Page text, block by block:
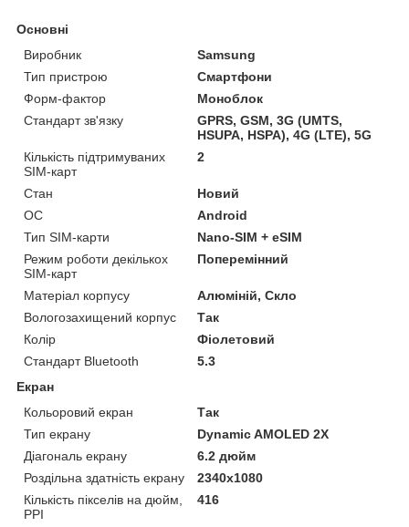
Основні
Виробник
Samsung
Тип пристрою
Смартфони
Форм-фактор
Моноблок
Стандарт зв'язку
GPRS, GSM, 3G (UMTS,
HSUPA, HSPA), 4G (LTE), 5G
Кількість підтримуваних
SIM-карт
2
Стан
Новий
ОС
Android
Тип SIM-карти
Nano-SIM + eSIM
Режим роботи декількох
SIM-карт
Поперемінний
Матеріал корпусу
Алюміній, Скло
Вологозахищений корпус
Так
Колір
Фіолетовий
Стандарт Bluetooth
5.3
Екран
Кольоровий екран
Так
Тип екрану
Dynamic AMOLED 2X
Діагональ екрану
6.2 дюйм
Роздільна здатність екрану
2340x1080
Кількість пікселів на дюйм,
PPI
416